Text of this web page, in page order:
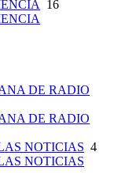
16
DE RADIO
DE RADIO
NOTICIAS 4
NOTICIAS